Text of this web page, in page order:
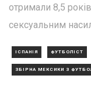
отримали 8,5
сексуальним
ІСПАНІЯ ФУТБОЛІСТ
ЗБІРНА МЕКСИКИ З